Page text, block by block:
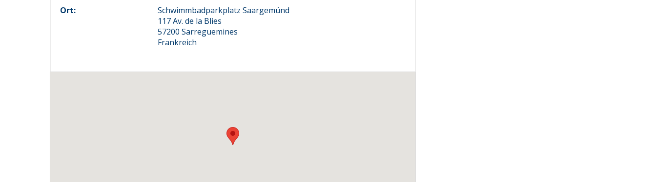
Ort:
Schwimmbadparkplatz Saargemünd
117 Av. de la Blies
57200 Sarreguemines
Frankreich